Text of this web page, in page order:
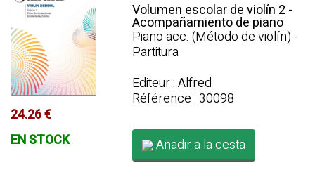
24.26 €
EN STOCK
Volumen escolar de violín 2 -
Acompañamiento de piano
Piano acc. (Método de violín) -
Partitura
Editeur : Alfred
Référence : 30098
Añadir a la cesta